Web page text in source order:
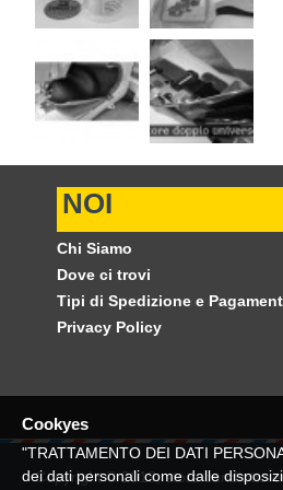
NOI
Chi Siamo
Dove ci trovi
Tipi di Spedizione e
Privacy Policy
Copyright © 2019,
Cookyes
"TRATTAMENTO DEI DATI
dei dati personali come dalle